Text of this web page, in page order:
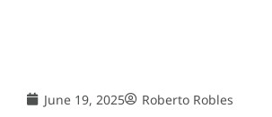
June 19, 2025 Roberto Robles